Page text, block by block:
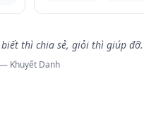
thì chia sẻ, giỏi thì giúp đỡ.
— Khuyết Danh